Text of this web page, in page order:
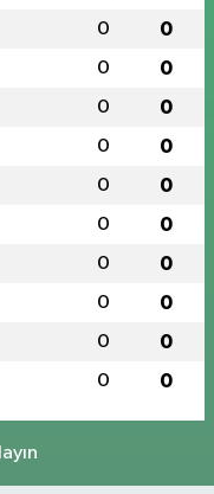
0 0
0 0
0 0
0 0
0 0
0 0
0 0
0 0
0 0
0 0